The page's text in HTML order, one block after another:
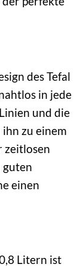
des Tefal
in jede
und die
zu einem
zeitlosen
einen
Litern ist